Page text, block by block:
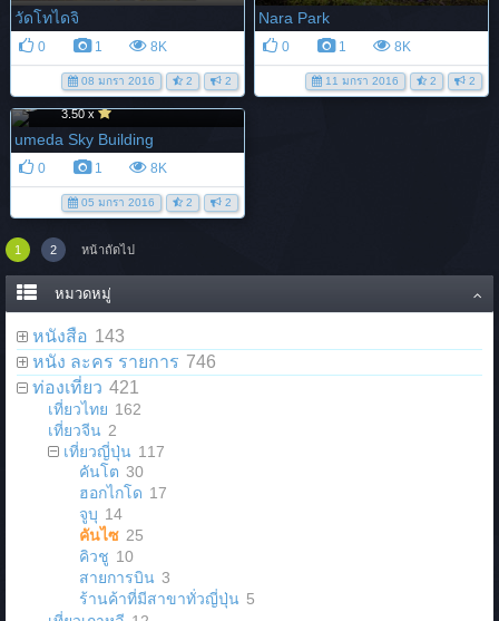
วัดโทไดจิ
0 1 8K
08 มกรา 2016 2 2
Nara Park
0 1 8K
11 มกรา 2016 2 2
khaempaphat
คันไซ
3.50 x
umeda Sky Building
0 1 8K
05 มกรา 2016 2 2
1 2 หน้าถัดไป
หมวดหมู่
หนังสือ 143
หนัง ละคร รายการ 746
ท่องเที่ยว 421
เที่ยวไทย 162
เที่ยวจีน 2
เที่ยวญี่ปุ่น 117
คันโต 30
ฮอกไกโด 17
จูบุ 14
คันไซ 25
คิวชู 10
สายการบิน 3
ร้านค้าที่มีสาขาทั่วญี่ปุ่น 5